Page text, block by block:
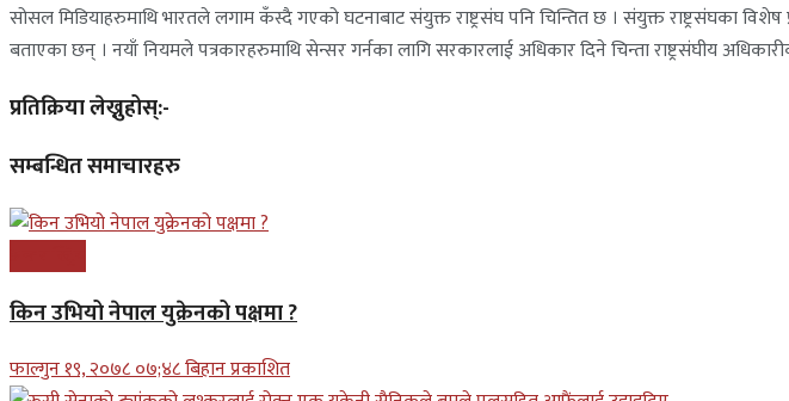
सोसल मिडियाहरुमाथि भारतले लगाम कँस्दै गएको घटनाबाट संयुक्त राष्ट्रसंघ पनि चिन्तित छ । संयुक्त राष्ट्रसंघका
बताएका छन् । नयाँ नियमले पत्रकारहरुमाथि सेन्सर गर्नका लागि सरकारलाई अधिकार दिने चिन्ता राष्ट्रसंघीय
प्रतिक्रिया लेख्नुहोस्:-
सम्बन्धित समाचारहरु
किन उभियो नेपाल युक्रेनको पक्षमा ?
फाल्गुन १९, २०७८ ०७;४८ बिहान प्रकाशित